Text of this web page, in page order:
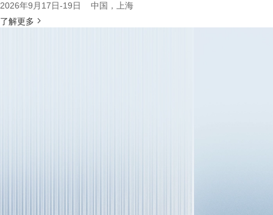
2026年9月17日-19日 中国，上海
了解更多